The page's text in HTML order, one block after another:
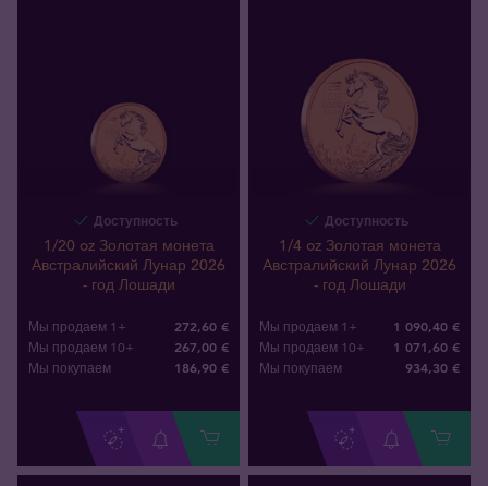
Доступность
1/20 oz Золотая монета
Австралийский Лунар 2026
- год Лошади
Мы продаем 1+ 272,60 €
Мы продаем 10+ 267,00 €
Мы покупаем 186,90 €
Доступность
1/4 oz Золотая монета
Австралийский Лунар 2026
- год Лошади
Мы продаем 1+ 1 090,40 €
Мы продаем 10+ 1 071,60 €
Мы покупаем 934,30 €